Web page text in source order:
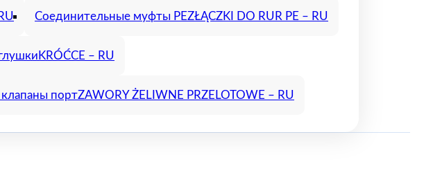
Соединительные муфты PEZŁĄCZKI DO RUR PE – RU
KRÓĆCE – RU
портZAWORY ŻELIWNE PRZELOTOWE – RU